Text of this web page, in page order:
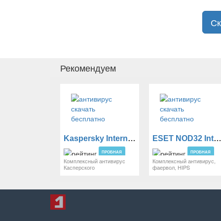
Рекомендуем
Kaspersky Internet Security
ПРОБНАЯ
Комплексный антивирус
Касперского
ESET NOD32 Internet Security
ПРОБНАЯ
Комплексный антивирус,
фаервол, HIPS